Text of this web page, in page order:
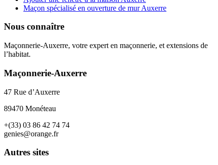
Maçon spécialisé en ouverture de mur Auxerre
Nous connaître
Maçonnerie-Auxerre, votre expert en maçonnerie, et extensions de
l’habitat.
Maçonnerie-Auxerre
47 Rue d’Auxerre
89470 Monéteau
+(33) 03 86 42 74 74
genies@orange.fr
Autres sites